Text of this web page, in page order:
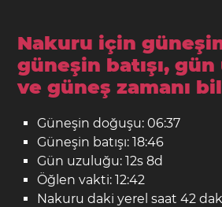
Nakuru için
güneşin batışı,
ve güneş zamanı
Güneşin doğuşu: 06:37
Güneşin batışı: 18:46
Gün uzuluğu: 12s 8d
Öğlen vakti: 12:42
Nakuru daki yerel saat 42